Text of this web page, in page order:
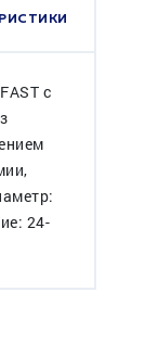
c
24-